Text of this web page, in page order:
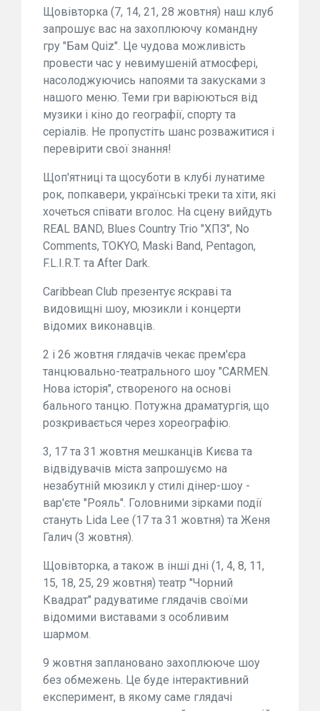
Щовівторка (7, 14, 21, 28 жовтня) наш клуб
запрошує вас на захоплюючу командну
гру "Бам Quiz". Це чудова можливість
провести час у невимушеній атмосфері,
насолоджуючись напоями та закусками з
нашого меню. Теми гри варіюються від
музики і кіно до географії, спорту та
серіалів. Не пропустіть шанс розважитися і
перевірити свої знання!
Щоп'ятниці та щосуботи в клубі лунатиме
рок, попкавери, українські треки та хіти, які
хочеться співати вголос. На сцену вийдуть
REAL BAND, Blues Country Trio "ХПЗ", No
Comments, TOKYO, Maski Band, Pentagon,
F.L.I.R.T. та After Dark.
Caribbean Club презентує яскраві та
видовищні шоу, мюзикли і концерти
відомих виконавців.
2 і 26 жовтня глядачів чекає прем'єра
танцювально-театрального шоу "CARMEN.
Нова історія", створеного на основі
бального танцю. Потужна драматургія, що
розкривається через хореографію.
3, 17 та 31 жовтня мешканців Києва та
відвідувачів міста запрошуємо на
незабутній мюзикл у стилі дінер-шоу -
вар'єте "Рояль". Головними зірками події
стануть Lida Lee (17 та 31 жовтня) та Женя
Галич (3 жовтня).
Щовівторка, а також в інші дні (1, 4, 8, 11,
15, 18, 25, 29 жовтня) театр "Чорний
Квадрат" радуватиме глядачів своїми
відомими виставами з особливим
шармом.
9 жовтня заплановано захоплююче шоу
без обмежень. Це буде інтерактивний
експеримент, в якому саме глядачі